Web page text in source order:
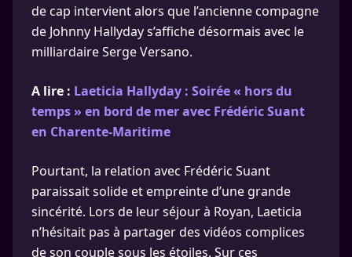
de cap intervient alors que l’ancienne compagne
de Johnny Hallyday s’affiche désormais avec le
milliardaire Serge Versano.
A lire : Laeticia Hallyday : Soirée « hors du
temps » en bord de mer avec Frédéric Suant
en Charente-Maritime
Pourtant, la relation avec Frédéric Suant
paraissait solide et empreinte d’une grande
sincérité. Lors de leur séjour à Royan, Laeticia
n’hésitait pas à partager des vidéos complices
de son couple sous les étoiles. Sur ces